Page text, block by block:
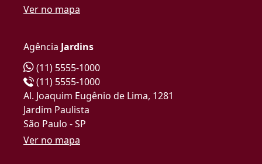
Ver no mapa
Agência Jardins
(11) 5555-1000
(11) 5555-1000
Al. Joaquim Eugênio de Lima, 1281
Jardim Paulista
São Paulo - SP
Ver no mapa